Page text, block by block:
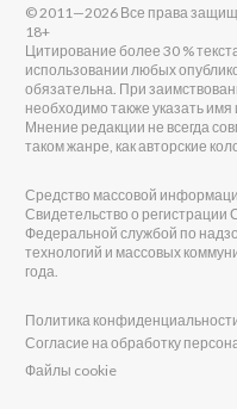
© 2011—2026 Все права
18+
Цитирование более 30 %
использовании любых
обязательна. При
необходимо также указать
Мнение редакции не всегда
таком жанре, как авторские
Средство массовой
Свидетельство о
Федеральной службой по
технологий и массовых
года.
Политика
Согласие на обработку
Файлы cookie